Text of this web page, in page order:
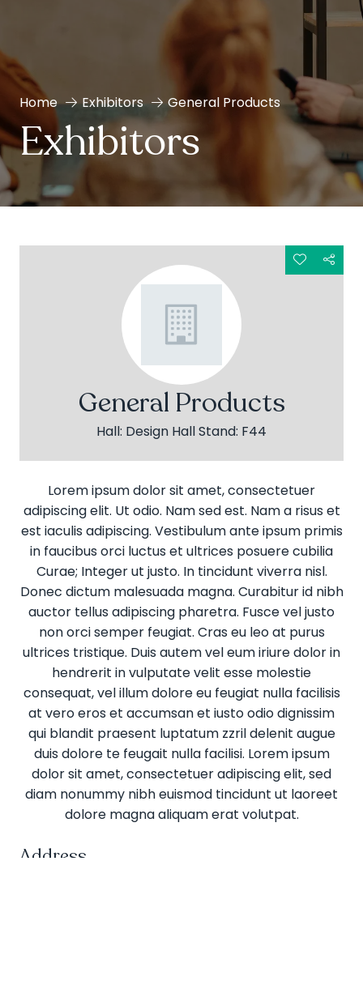
Home Exhibitors General Products
Exhibitors
General Products
Hall: Design Hall Stand: F44
Lorem ipsum dolor sit amet, consectetuer
adipiscing elit. Ut odio. Nam sed est. Nam a risus et
est iaculis adipiscing. Vestibulum ante ipsum primis
in faucibus orci luctus et ultrices posuere cubilia
Curae; Integer ut justo. In tincidunt viverra nisl.
Donec dictum malesuada magna. Curabitur id nibh
auctor tellus adipiscing pharetra. Fusce vel justo
non orci semper feugiat. Cras eu leo at purus
ultrices tristique. Duis autem vel eum iriure dolor in
hendrerit in vulputate velit esse molestie
consequat, vel illum dolore eu feugiat nulla facilisis
at vero eros et accumsan et iusto odio dignissim
qui blandit praesent luptatum zzril delenit augue
duis dolore te feugait nulla facilisi. Lorem ipsum
dolor sit amet, consectetuer adipiscing elit, sed
diam nonummy nibh euismod tincidunt ut laoreet
dolore magna aliquam erat volutpat.
Address